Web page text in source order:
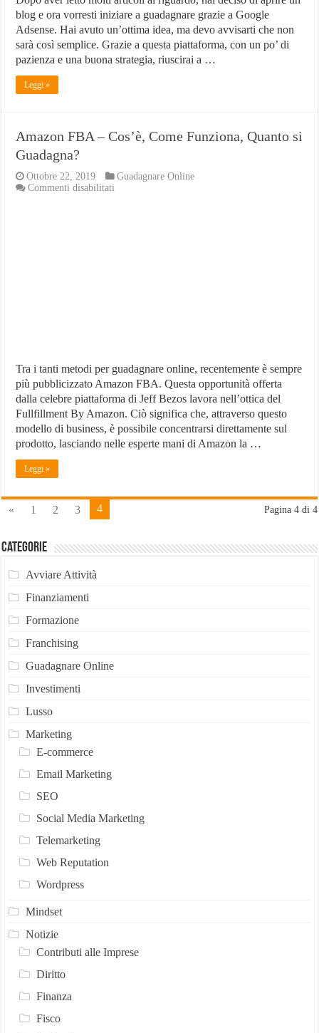
blog e ora vorresti iniziare a guadagnare grazie a Google
Adsense. Hai avuto un’ottima idea, ma devo avvisarti che non
sarà così semplice. Grazie a questa piattaforma, con un po’ di
pazienza e una buona strategia, riuscirai a …
Leggi »
Amazon FBA – Cos’è, Come Funziona, Quanto si
Guadagna?
Ottobre 22, 2019
Guadagnare Online
Commenti disabilitati
Tra i tanti metodi per guadagnare online, recentemente è sempre
più pubblicizzato Amazon FBA. Questa opportunità offerta
dalla celebre piattaforma di Jeff Bezos lavora nell’ottica del
Fullfillment By Amazon. Ciò significa che, attraverso questo
modello di business, è possibile concentrarsi direttamente sul
prodotto, lasciando nelle esperte mani di Amazon la …
Leggi »
Pagina 4 di 4
« 1 2 3 4
Categorie
Avviare Attività
Finanziamenti
Formazione
Franchising
Guadagnare Online
Investimenti
Lusso
Marketing
E-commerce
Email Marketing
SEO
Social Media Marketing
Telemarketing
Web Reputation
Wordpress
Mindset
Notizie
Contributi alle Imprese
Diritto
Finanza
Fisco